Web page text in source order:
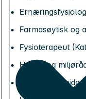
Farmasøytisk og
Fysioterapeut
Helse- og
Helsefagarbeider